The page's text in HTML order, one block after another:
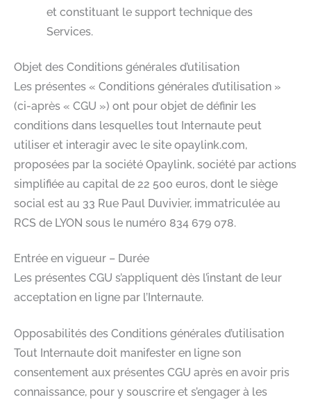
et constituant le support technique des
Services.
Objet des Conditions générales d’utilisation
Les présentes « Conditions générales d’utilisation »
(ci-après « CGU ») ont pour objet de définir les
conditions dans lesquelles tout Internaute peut
utiliser et interagir avec le site opaylink.com,
proposées par la société Opaylink, société par actions
simplifiée au capital de 22 500 euros, dont le siège
social est au 33 Rue Paul Duvivier, immatriculée au
RCS de LYON sous le numéro 834 679 078.
Entrée en vigueur – Durée
Les présentes CGU s’appliquent dès l’instant de leur
acceptation en ligne par l’Internaute.
Opposabilités des Conditions générales d’utilisation
Tout Internaute doit manifester en ligne son
consentement aux présentes CGU après en avoir pris
connaissance, pour y souscrire et s’engager à les